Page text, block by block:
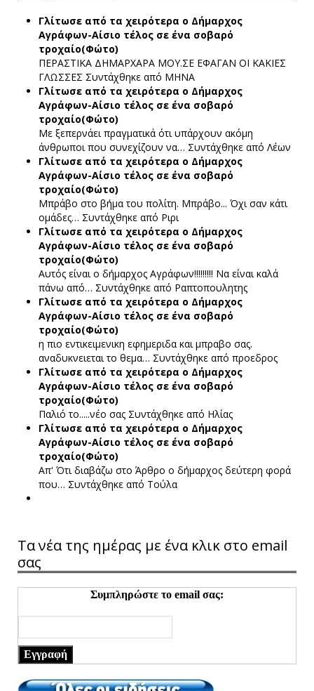
Γλίτωσε από τα χειρότερα ο Δήμαρχος
Αγράφων-Αίσιο τέλος σε ένα σοβαρό
τροχαίο(Φώτο)
ΠΕΡΑΣΤΙΚΑ ΔΗΜΑΡΧΑΡΑ ΜΟΥ.ΣΕ ΕΦΑΓΑΝ ΟΙ ΚΑΚΙΕΣ
ΓΛΩΣΣΕΣ Συντάχθηκε από ΜΗΝΑ
Γλίτωσε από τα χειρότερα ο Δήμαρχος
Αγράφων-Αίσιο τέλος σε ένα σοβαρό
τροχαίο(Φώτο)
Με ξεπερνάει πραγματικά ότι υπάρχουν ακόμη
άνθρωποι που συνεχίζουν να… Συντάχθηκε από Λέων
Γλίτωσε από τα χειρότερα ο Δήμαρχος
Αγράφων-Αίσιο τέλος σε ένα σοβαρό
τροχαίο(Φώτο)
Μπράβο στο βήμα του πολίτη. Μπράβο... Όχι σαν κάτι
ομάδες… Συντάχθηκε από Ριρι
Γλίτωσε από τα χειρότερα ο Δήμαρχος
Αγράφων-Αίσιο τέλος σε ένα σοβαρό
τροχαίο(Φώτο)
Αυτός είναι ο δήμαρχος Αγράφων!!!!!!!!! Να είναι καλά
πάνω από… Συντάχθηκε από Ραπτοπουλητης
Γλίτωσε από τα χειρότερα ο Δήμαρχος
Αγράφων-Αίσιο τέλος σε ένα σοβαρό
τροχαίο(Φώτο)
η πιο εντικειμενικη εφημεριδα και μπραβο σας.
αναδυκνειεται το θεμα… Συντάχθηκε από προεδρος
Γλίτωσε από τα χειρότερα ο Δήμαρχος
Αγράφων-Αίσιο τέλος σε ένα σοβαρό
τροχαίο(Φώτο)
Παλιό το.....νέο σας Συντάχθηκε από Ηλίας
Γλίτωσε από τα χειρότερα ο Δήμαρχος
Αγράφων-Αίσιο τέλος σε ένα σοβαρό
τροχαίο(Φώτο)
Απ' Ότι διαβάζω στο Άρθρο ο δήμαρχος δεύτερη φορά
που… Συντάχθηκε από Τούλα
Τα νέα της ημέρας με ένα κλικ στο email
σας
Συμπληρώστε το email σας:
Εγγραφή